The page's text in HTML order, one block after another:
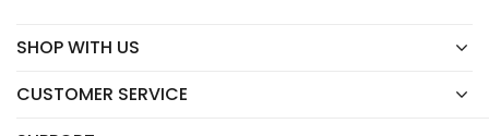
SHOP WITH US
CUSTOMER SERVICE